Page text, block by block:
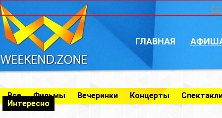
ГЛАВНАЯ
Все Фильмы Вечеринки Концерты
Интересно